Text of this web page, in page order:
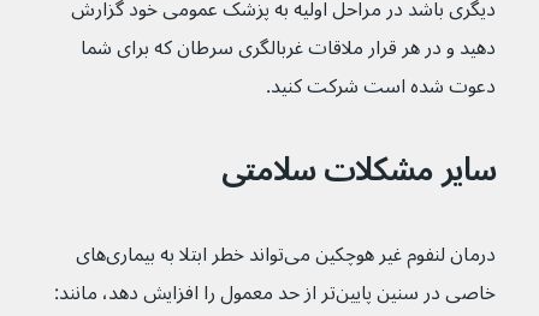
دیگری باشد در مراحل اولیه به پزشک عمومی خود گزارش
دهید و در هر قرار ملاقات غربالگری سرطان که برای شما
دعوت شده است شرکت کنید.
سایر مشکلات سلامتی
درمان لنفوم غیر هوچکین می‌تواند خطر ابتلا به بیماری‌های
خاصی در سنین پایین‌تر از حد معمول را افزایش دهد، مانند: